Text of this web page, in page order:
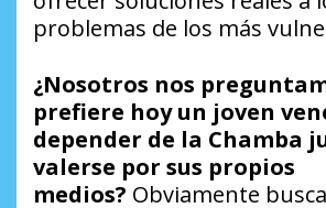
problemas de los más
¿Nosotros nos
prefiere hoy un joven
depender de la Chamba
valerse por sus propios
medios? Obviamente